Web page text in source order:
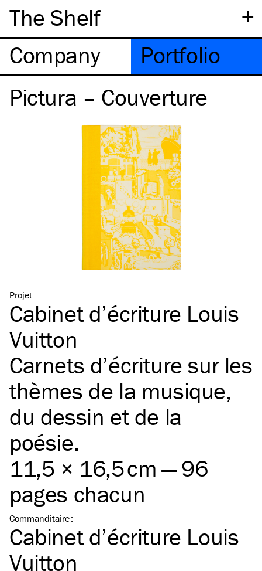
+
The Shelf
Company
Portfolio
Pictura – Couverture
Projet:
Cabinet d’écriture Louis
Vuitton
Carnets d’écriture sur les
thèmes de la musique,
du dessin et de la
poésie.
11,5 × 16,5 cm — 96
pages chacun
Commanditaire:
Cabinet d’écriture Louis
Vuitton